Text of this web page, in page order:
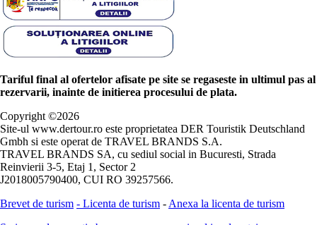
Tariful final al ofertelor afisate pe site se regaseste in ultimul pas al
rezervarii, inainte de initierea procesului de plata.
Copyright ©2026
Site-ul www.dertour.ro este proprietatea DER Touristik Deutschland
Gmbh si este operat de TRAVEL BRANDS S.A.
TRAVEL BRANDS SA, cu sediul social in Bucuresti, Strada
Reinvierii 3-5, Etaj 1, Sector 2
J2018005790400, CUI RO 39257566.
Brevet de turism - Licenta de turism - Anexa la licenta de turism